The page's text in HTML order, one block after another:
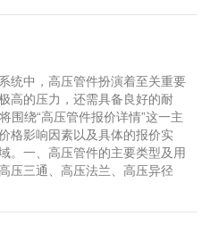
统中，高压管件扮演着至关重要
高的压力，还需具备良好的耐
围绕“高压管件报价详情”这一主
格影响因素以及具体的报价实
。一、高压管件的主要类型及用
压三通、高压法兰、高压异径